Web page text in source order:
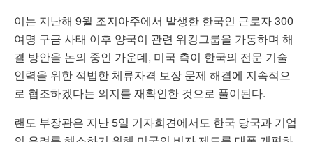
이는 지난해 9월 조지아주에서 발생한 한국인 근로자 300
여명 구금 사태 이후 양국이 관련 워킹그룹을 가동하며 해
결 방안을 논의 중인 가운데, 미국 측이 한국의 전문 기술
인력을 위한 적법한 체류자격 보장 문제 해결에 지속적으
로 협조하겠다는 의지를 재확인한 것으로 풀이된다.
랜도 부장관은 지난 5일 기자회견에서도 한국 당국과 기업